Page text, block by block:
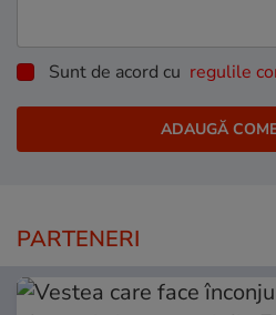
Sunt de acord cu regulile
PARTENERI